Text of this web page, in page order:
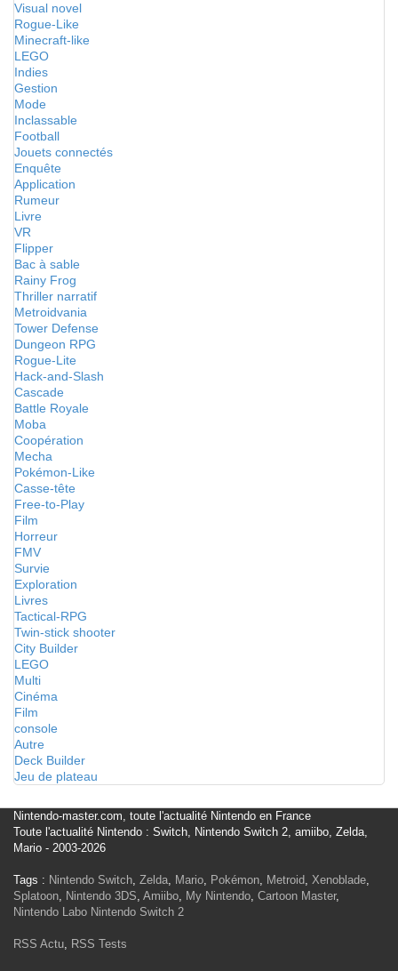
Visual novel
Rogue-Like
Minecraft-like
LEGO
Indies
Gestion
Mode
Inclassable
Football
Jouets connectés
Enquête
Application
Rumeur
Livre
VR
Flipper
Bac à sable
Rainy Frog
Thriller narratif
Metroidvania
Tower Defense
Dungeon RPG
Rogue-Lite
Hack-and-Slash
Cascade
Battle Royale
Moba
Coopération
Mecha
Pokémon-Like
Casse-tête
Free-to-Play
Film
Horreur
FMV
Survie
Exploration
Livres
Tactical-RPG
Twin-stick shooter
City Builder
LEGO
Multi
Cinéma
Film
console
Autre
Deck Builder
Jeu de plateau
Nintendo-master.com, toute l'actualité Nintendo en France
Toute l'actualité Nintendo : Switch, Nintendo Switch 2, amiibo, Zelda,
Mario - 2003-2026
Tags : Nintendo Switch, Zelda, Mario, Pokémon, Metroid, Xenoblade,
Splatoon, Nintendo 3DS, Amiibo, My Nintendo, Cartoon Master,
Nintendo Labo Nintendo Switch 2
RSS Actu, RSS Tests